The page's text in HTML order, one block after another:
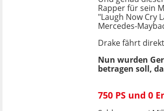
Rapper für sein
"Laugh Now Cry
Mercedes-
Drake fährt
Nun wurden
betragen soll,
750 PS und 0